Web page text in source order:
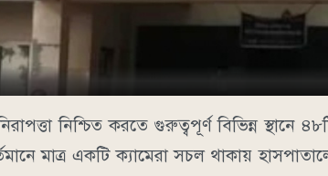
নিশ্চিত করতে গুরুত্বপূর্ণ বিভিন্ন স্থানে
মাত্র একটি ক্যামেরা সচল থাকায়